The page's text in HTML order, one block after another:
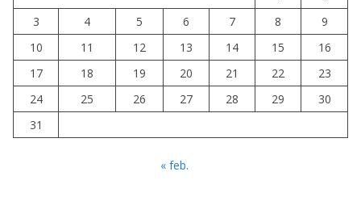
3
4 5 6 7 8
9
10
11 12 13 14 15
16
17
18 19 20 21 22
23
24
25 26 27 28 29
30
31
« feb.